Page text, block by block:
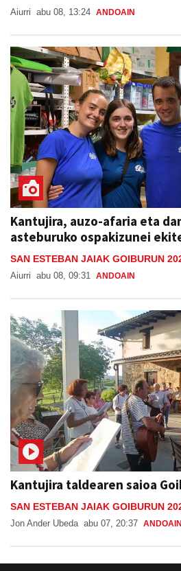
Aiurri abu 08, 13:24 ANDOAIN
Kantujira, auzo-afaria eta
asteburuko ospakizunei
SAN ESTEBAN JAIAK GOIBURUN
Aiurri abu 08, 09:31 ANDOAIN
Kantujira taldearen saioa
SAN ESTEBAN JAIAK GOIBURUN
Jon Ander Ubeda abu 07, 20:37 ANDOAIN